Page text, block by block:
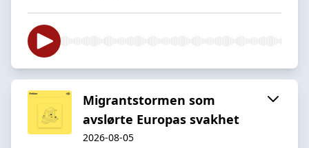
Migrantstormen som
avslørte Europas svakhet
2026-08-05